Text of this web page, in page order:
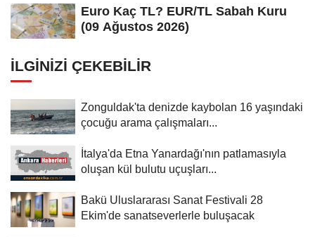
Euro Kaç TL? EUR/TL Sabah Kuru
(09 Ağustos 2026)
İLGINIZI ÇEKEBILIR
Zonguldak'ta denizde kaybolan 16 yaşındaki
çocuğu arama çalışmaları...
İtalya'da Etna Yanardağı'nın patlamasıyla
oluşan kül bulutu uçuşları...
Bakü Uluslararası Sanat Festivali 28
Ekim'de sanatseverlerle buluşacak